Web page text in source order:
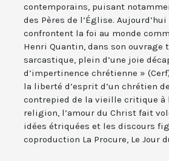
contemporains, puisant
des Pères de l’Église.
confrontent la foi au monde
Henri Quantin, dans son ouvrage
sarcastique, plein d’une joie
d’impertinence chrétienne »
la liberté d’esprit d’un chrétien
contrepied de la vieille critique à
religion, l’amour du Christ fait
idées étriquées et les discours
coproduction La Procure, Le Jour